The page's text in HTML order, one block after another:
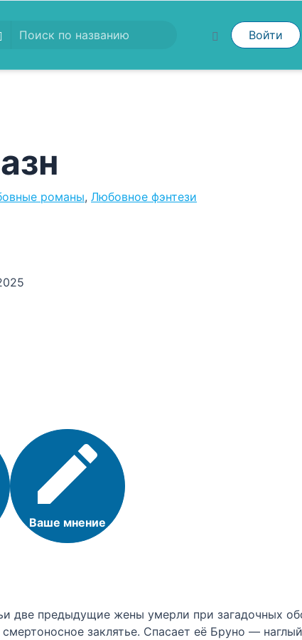
Войти
романы, Любовное фэнтези
Ваше мнение
две предыдущие жены умерли при загадочных
заклятье. Спасает её Бруно —